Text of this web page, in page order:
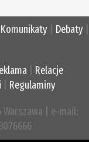
Komunikaty Debaty
Relacje
Regulaminy
Warszawa | e-mail: